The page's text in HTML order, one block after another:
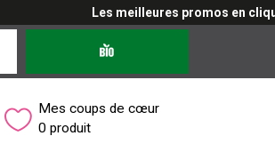
Les meilleures promos en
Mes coups de cœur
0 produit